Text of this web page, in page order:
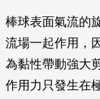
棒球表面氣流的
流場一起作用，
為黏性帶動強大
作用力只發生在